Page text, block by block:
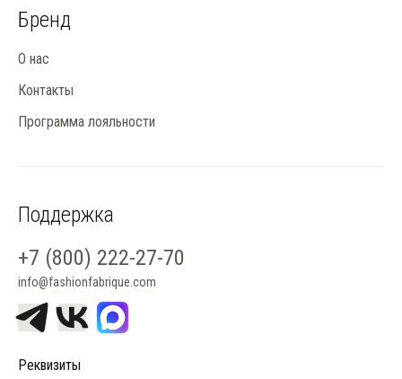
Бренд
О нас
Контакты
Программа лояльности
Поддержка
+7 (800) 222-27-70
info@fashionfabrique.com
Реквизиты